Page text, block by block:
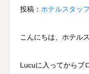
投稿： ホテルスタッフ
こんにちは、ホテル
Lucuに入ってからブ